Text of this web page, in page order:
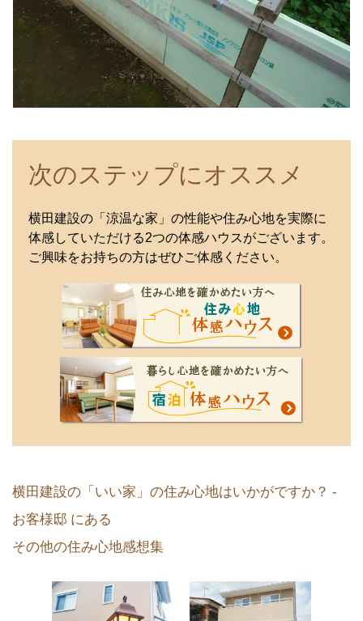
次のステップにオススメ
横田建設の「涼温な家」の性能や住み心地を実際に
体感していただける2つの体感ハウスがございます。
ご興味をお持ちの方はぜひご体感ください。
横田建設の「いい家」の住み心地はいかがですか？ -
お客様邸 にある
その他の住み心地感想集